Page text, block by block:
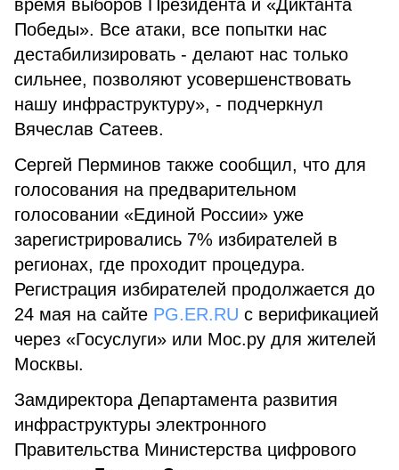
время выборов Президента и «Диктанта
Победы». Все атаки, все попытки нас
дестабилизировать - делают нас только
сильнее, позволяют усовершенствовать
нашу инфраструктуру», - подчеркнул
Вячеслав Сатеев.
Сергей Перминов также сообщил, что для
голосования на предварительном
голосовании «Единой России» уже
зарегистрировались 7% избирателей в
регионах, где проходит процедура.
Регистрация избирателей продолжается до
24 мая на сайте PG.ER.RU с верификацией
через «Госуслуги» или Мос.ру для жителей
Москвы.
Замдиректора Департамента развития
инфраструктуры электронного
Правительства Министерства цифрового